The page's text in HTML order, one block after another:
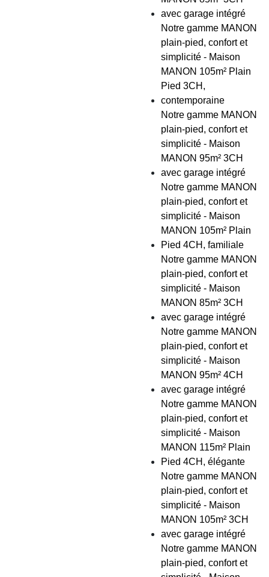
avec garage intégré
Notre gamme MANON
plain-pied, confort et
simplicité - Maison
MANON 105m² Plain
Pied 3CH,
contemporaine
Notre gamme MANON
plain-pied, confort et
simplicité - Maison
MANON 95m² 3CH
avec garage intégré
Notre gamme MANON
plain-pied, confort et
simplicité - Maison
MANON 105m² Plain
Pied 4CH, familiale
Notre gamme MANON
plain-pied, confort et
simplicité - Maison
MANON 85m² 3CH
avec garage intégré
Notre gamme MANON
plain-pied, confort et
simplicité - Maison
MANON 95m² 4CH
avec garage intégré
Notre gamme MANON
plain-pied, confort et
simplicité - Maison
MANON 115m² Plain
Pied 4CH, élégante
Notre gamme MANON
plain-pied, confort et
simplicité - Maison
MANON 105m² 3CH
avec garage intégré
Notre gamme MANON
plain-pied, confort et